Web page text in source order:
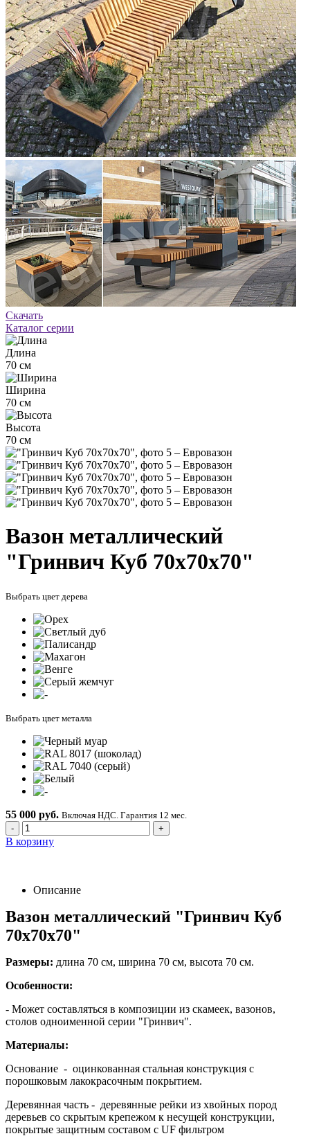
Скачать
Каталог серии
Длина
70 см
Ширина
70 см
Высота
70 см
Вазон металлический
"Гринвич Куб 70х70х70"
Выбрать цвет дерева
Выбрать цвет металла
55 000 руб. Включая НДС. Гарантия 12 мес.
-
+
В корзину
Описание
Вазон металлический "Гринвич Куб
70х70х70"
Размеры: длина 70 см, ширина 70 см, высота 70 см.
Особенности:
- Может составляться в композиции из скамеек, вазонов,
столов одноименной серии "Гринвич".
Материалы:
Основание - оцинкованная стальная конструкция с
порошковым лакокрасочным покрытием.
Деревянная часть - деревянные рейки из хвойных пород
деревьев со скрытым крепежом к несущей конструкции,
покрытые защитным составом с UF фильтром